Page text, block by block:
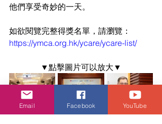
他們享受奇妙的一天。
如欲閱覽完整得獎名單，請瀏覽：
https://ymca.org.hk/ycare/ycare-list/
▼點擊圖片可以放大▼
Email Facebook YouTube